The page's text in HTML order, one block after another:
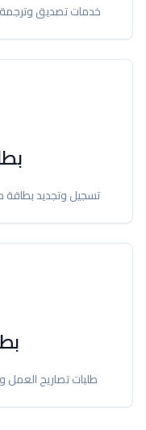
خدمات تصديق وترجمة
تسجيل وتجديد بطاقة
طلبات تصاريح العمل